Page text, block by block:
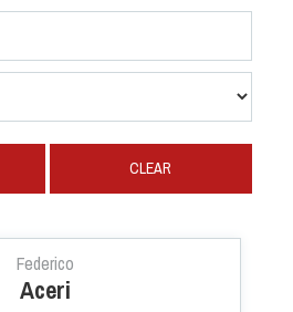
CLEAR
Federico
Aceri
Statuto e Regolamenti
Federazione Trasparente
Convenzioni
Tesserati
Albo Fornitori